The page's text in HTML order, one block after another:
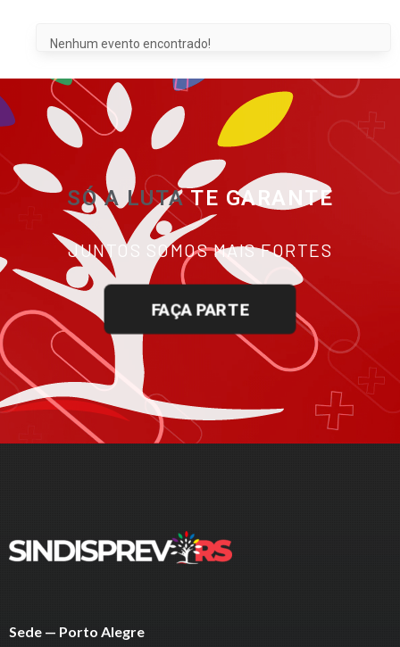
Nenhum evento encontrado!
SÓ A LUTA TE GARANTE
JUNTOS SOMOS MAIS FORTES
FAÇA PARTE
Sede — Porto Alegre